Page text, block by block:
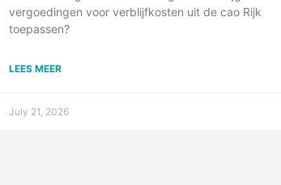
vergoedingen voor verblijfkosten uit de cao Rijk
toepassen?
LEES MEER
July 21, 2026